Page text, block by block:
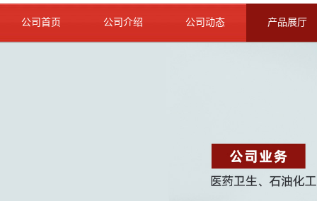
公司首页 公司介绍 公司动态 产品展厅